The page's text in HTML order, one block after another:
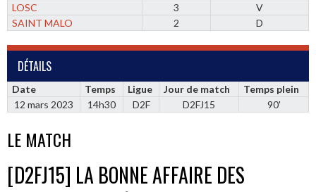
LOSC
3
V
SAINT MALO
2 D
DÉTAILS
Date Temps Ligue Jour de match
Temps plein
12 mars 2023
14h30 D2F D2FJ15 90'
LE MATCH
[D2FJ15] LA BONNE AFFAIRE DES